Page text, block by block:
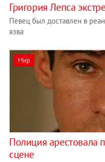
Григория Лепса
Певец был доставлен в
язва
Мир
Полиция арестовала
сцене